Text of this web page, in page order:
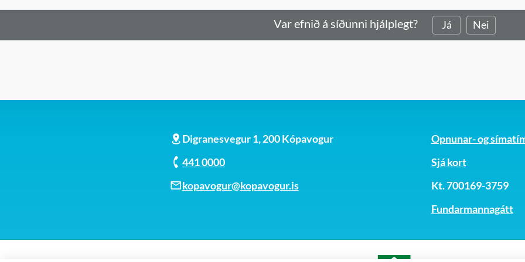
Var efnið á síðunni hjálplegt? Já Nei
Digranesvegur 1, 200 Kópavogur
441 0000
kopavogur@kopavogur.is
Opnunar- og
Sjá kort
Kt. 700169-3759
Fundarmannagátt